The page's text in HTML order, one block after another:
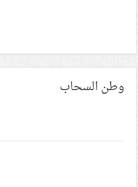
وطن السحاب